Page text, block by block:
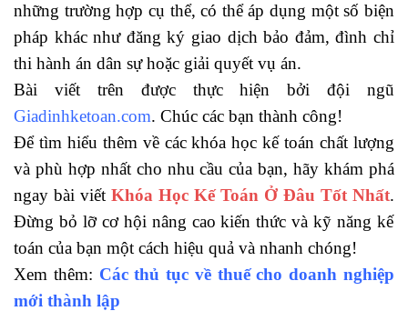
những trường hợp cụ thể, có thể áp dụng một số biện
pháp khác như đăng ký giao dịch bảo đảm, đình chỉ
thi hành án dân sự hoặc giải quyết vụ án.
Bài viết trên được thực hiện bởi đội ngũ
Giadinhketoan.com. Chúc các bạn thành công!
Để tìm hiểu thêm về các khóa học kế toán chất lượng
và phù hợp nhất cho nhu cầu của bạn, hãy khám phá
ngay bài viết Khóa Học Kế Toán Ở Đâu Tốt Nhất.
Đừng bỏ lỡ cơ hội nâng cao kiến thức và kỹ năng kế
toán của bạn một cách hiệu quả và nhanh chóng!
Xem thêm: Các thủ tục về thuế cho doanh nghiệp
mới thành lập